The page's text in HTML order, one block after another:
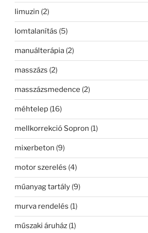
limuzin (2)
lomtalanítás (5)
manuálterápia (2)
masszázs (2)
masszázsmedence (2)
méhtelep (16)
mellkorrekció Sopron (1)
mixerbeton (9)
motor szerelés (4)
műanyag tartály (9)
murva rendelés (1)
műszaki áruház (1)